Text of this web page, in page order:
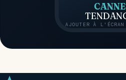
AJOUTER À